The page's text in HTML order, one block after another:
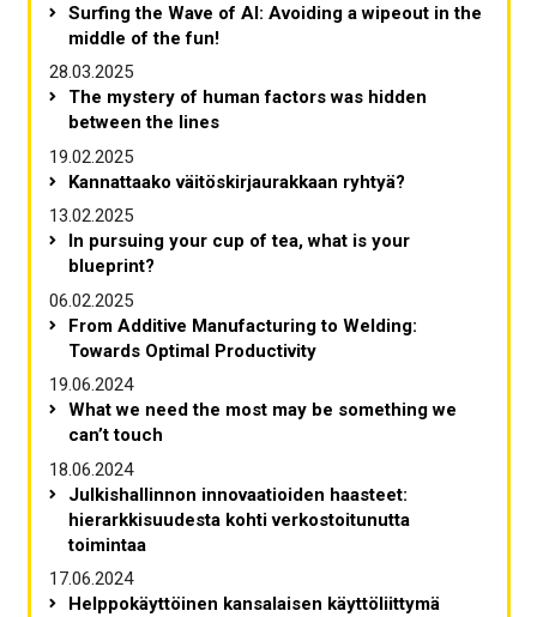
Surfing the Wave of AI: Avoiding a wipeout in the
middle of the fun!
28.03.2025
The mystery of human factors was hidden
between the lines
19.02.2025
Kannattaako väitöskirjaurakkaan ryhtyä?
13.02.2025
In pursuing your cup of tea, what is your
blueprint?
06.02.2025
From Additive Manufacturing to Welding:
Towards Optimal Productivity
19.06.2024
What we need the most may be something we
can’t touch
18.06.2024
Julkishallinnon innovaatioiden haasteet:
hierarkkisuudesta kohti verkostoitunutta
toimintaa
17.06.2024
Helppokäyttöinen kansalaisen käyttöliittymä